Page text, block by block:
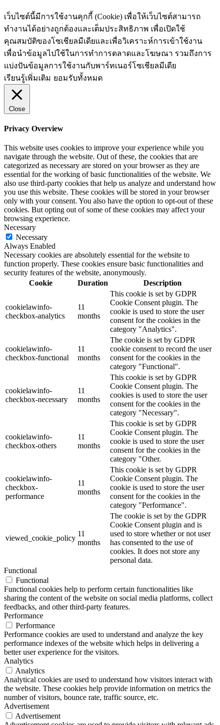
เว็บไซต์นี้มีการใช้งานคุกกี้ (Cookie) เพื่อให้เว็บไซต์สามารถ
ทำงานได้อย่างถูกต้องและเต็มประสิทธิภาพ​ เพื่อเปิดใช้
คุณสมบัติของโซเชียล​มีเดียและเพื่อวิเคราะห์การเข้าใช้งาน
เพื่อนำข้อมูลไปใช้ในการทำการตลาดและโฆษณา​ รวมถึงการ
แบ่งปันข้อมูลการใช้งานกับพาร์ทเนอร์​โซเชียล​มีเดีย
เรียนรู้เพิ่มเติม ยอมรับทั้งหมด
Close
Privacy Overview
This website uses cookies to improve your experience while you
navigate through the website. Out of these, the cookies that are
categorized as necessary are stored on your browser as they are
essential for the working of basic functionalities of the website. We
also use third-party cookies that help us analyze and understand how
you use this website. These cookies will be stored in your browser
only with your consent. You also have the option to opt-out of these
cookies. But opting out of some of these cookies may affect your
browsing experience.
Necessary
Necessary
Always Enabled
Necessary cookies are absolutely essential for the website to
function properly. These cookies ensure basic functionalities and
security features of the website, anonymously.
Cookie
Duration Description
cookielawinfo-
checkbox-analytics
11
months
This cookie is set by GDPR
Cookie Consent plugin. The
cookie is used to store the user
consent for the cookies in the
category "Analytics".
cookielawinfo-
checkbox-functional
11
months
The cookie is set by GDPR
cookie consent to record the user
consent for the cookies in the
category "Functional".
cookielawinfo-
checkbox-necessary
11
months
This cookie is set by GDPR
Cookie Consent plugin. The
cookies is used to store the user
consent for the cookies in the
category "Necessary".
cookielawinfo-
checkbox-others
11
months
This cookie is set by GDPR
Cookie Consent plugin. The
cookie is used to store the user
consent for the cookies in the
category "Other.
cookielawinfo-
checkbox-
performance
11
months
This cookie is set by GDPR
Cookie Consent plugin. The
cookie is used to store the user
consent for the cookies in the
category "Performance".
viewed_cookie_policy
11
months
The cookie is set by the GDPR
Cookie Consent plugin and is
used to store whether or not user
has consented to the use of
cookies. It does not store any
personal data.
Functional
Functional
Functional cookies help to perform certain functionalities like
sharing the content of the website on social media platforms, collect
feedbacks, and other third-party features.
Performance
Performance
Performance cookies are used to understand and analyze the key
performance indexes of the website which helps in delivering a
better user experience for the visitors.
Analytics
Analytics
Analytical cookies are used to understand how visitors interact with
the website. These cookies help provide information on metrics the
number of visitors, bounce rate, traffic source, etc.
Advertisement
Advertisement